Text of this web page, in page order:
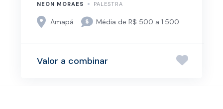
NEON MORAES PALESTRA
Amapá Média de R$ 500 a 1.500
Valor a combinar